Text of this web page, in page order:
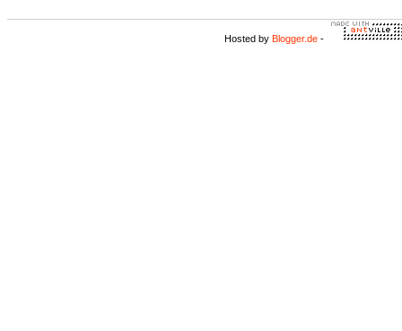
Hosted by Blogger.de -